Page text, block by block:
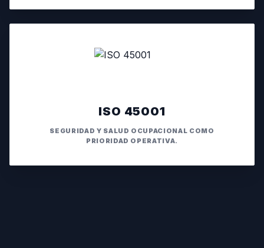
ISO 45001
SEGURIDAD Y SALUD OCUPACIONAL COMO
PRIORIDAD OPERATIVA.